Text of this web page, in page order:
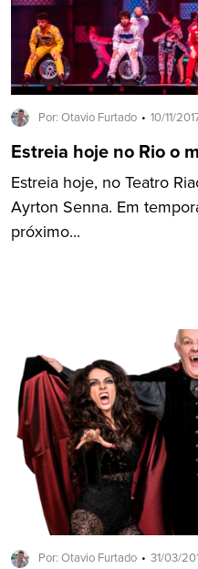
Por: Otavio Furtado 10/11/
Estreia hoje no Rio o
Estreia hoje, no Teatro
Ayrton Senna. Em
próximo...
Por: Otavio Furtado 31/03/